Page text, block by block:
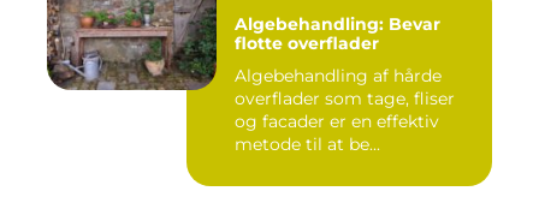
Algebehandling: Bevar
flotte overflader
Algebehandling af hårde
overflader som tage, fliser
og facader er en effektiv
metode til at be...